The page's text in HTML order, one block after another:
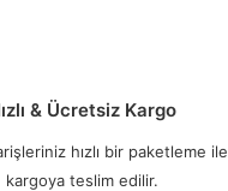
& Ücretsiz Kargo
hızlı bir paketleme ile
kargoya teslim edilir.